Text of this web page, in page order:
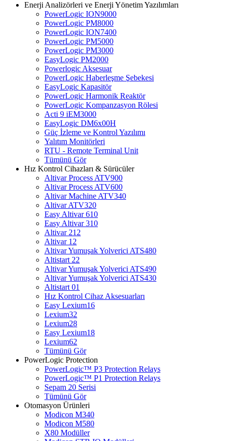
Enerji Analizörleri ve Enerji Yönetim Yazılımları
PowerLogic ION9000
PowerLogic PM8000
PowerLogic ION7400
PowerLogic PM5000
PowerLogic PM3000
EasyLogic PM2000
Powerlogic Aksesuar
PowerLogic Haberleşme Şebekesi
EasyLogic Kapasitör
PowerLogic Harmonik Reaktör
PowerLogic Kompanzasyon Rölesi
Acti 9 iEM3000
EasyLogic DM6x00H
Güç İzleme ve Kontrol Yazılımı
Yalıtım Monitörleri
RTU - Remote Terminal Unit
Tümünü Gör
Hız Kontrol Cihazları & Sürücüler
Altivar Process ATV900
Altivar Process ATV600
Altivar Machine ATV340
Altivar ATV320
Easy Altivar 610
Easy Altivar 310
Altivar 212
Altivar 12
Altivar Yumuşak Yolverici ATS480
Altistart 22
Altivar Yumuşak Yolverici ATS490
Altivar Yumuşak Yolverici ATS430
Altistart 01
Hız Kontrol Cihaz Aksesuarları
Easy Lexium16
Lexium32
Lexium28
Easy Lexium18
Lexium62
Tümünü Gör
PowerLogic Protection
PowerLogic™ P3 Protection Relays
PowerLogic™ P1 Protection Relays​
Sepam 20 Serisi
Tümünü Gör
Otomasyon Ürünleri
Modicon M340
Modicon M580
X80 Modüller